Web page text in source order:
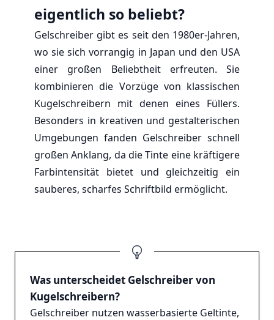
eigentlich so beliebt?
Gelschreiber gibt es seit den 1980er-Jahren,
wo sie sich vorrangig in Japan und den USA
einer großen Beliebtheit erfreuten. Sie
kombinieren die Vorzüge von klassischen
Kugelschreibern mit denen eines Füllers.
Besonders in kreativen und gestalterischen
Umgebungen fanden Gelschreiber schnell
großen Anklang, da die Tinte eine kräftigere
Farbintensität bietet und gleichzeitig ein
sauberes, scharfes Schriftbild ermöglicht.
Was unterscheidet Gelschreiber von
Kugelschreibern?
Gelschreiber nutzen wasserbasierte Geltinte,